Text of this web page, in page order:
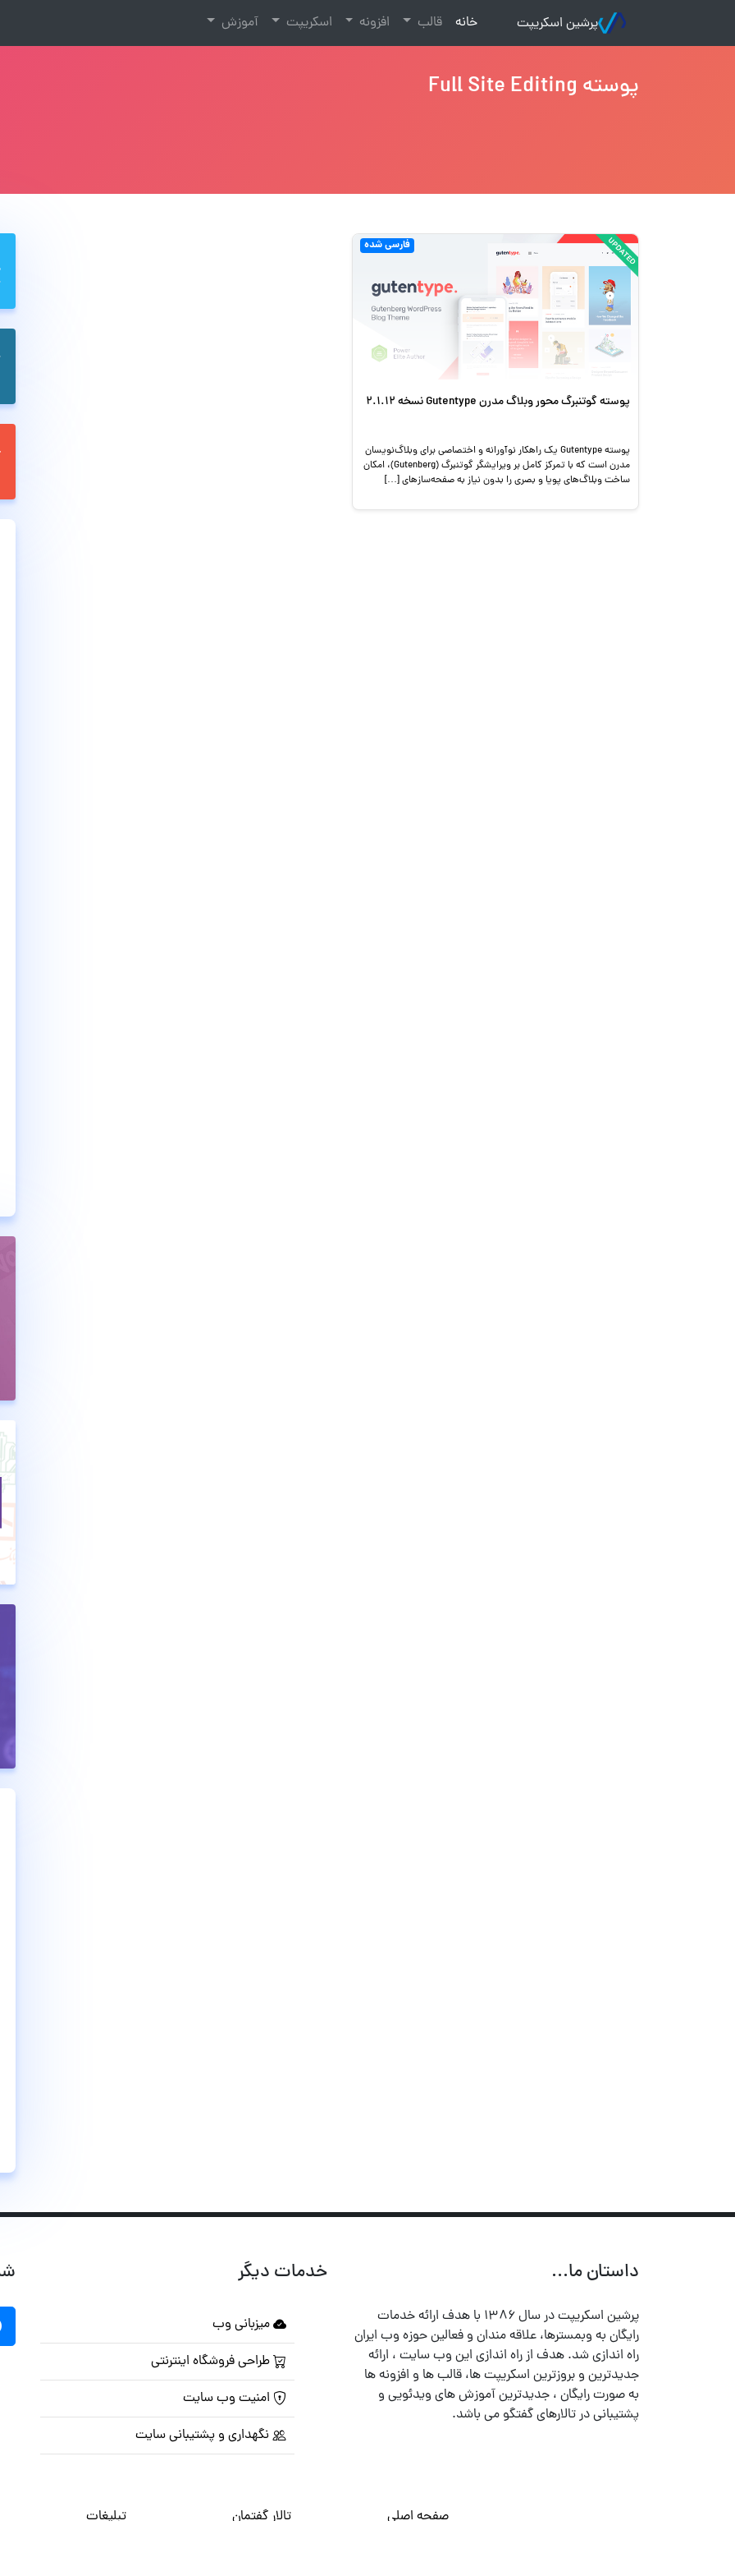
پرشین اسکریپت خانه
(current) قالب افزونه اسکریپت آموزش
پوسته Full Site Editing
فارسی شده
پوسته گوتنبرگ محور وبلاگ مدرن Gutentype نسخه 2.1.12
پوسته Gutentype یک راهکار نوآورانه و اختصاصی برای وبلاگ‌نویسان
مدرن است که با تمرکز کامل بر ویرایشگر گوتنبرگ (Gutenberg)، امکان
ساخت وبلاگ‌های پویا و بصری را بدون نیاز به صفحه‌سازهای […]
داستان ما...
پرشین اسکریپت در سال ۱۳۸۶ با هدف ارائه خدمات
رایگان به وبمسترها، علاقه مندان و فعالین حوزه وب ایران
راه اندازی شد. هدف از راه اندازی این وب سایت ، ارائه
جدیدترین و بروزترین اسکریپت ها، قالب ها و افزونه ها
به صورت رایگان ، جدیدترین آموزش های ویدئویی و
پشتیبانی در تالارهای گفتگو می باشد.
خدمات دیگر
میزبانی وب
طراحی فروشگاه اینترنتی
امنیت وب سایت
نگهداری و پشتیبانی سایت
صفحه اصلی تالار گفتمان تبلیغات